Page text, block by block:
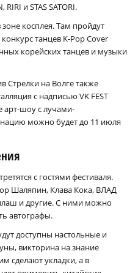
RIRI и STAS SATORI.
косплея. Там пройдут
танцев K‑Pop Cover
корейских танцев и музыки
Стрелки на Волге также
с надписью VK FEST
арт-шоу с лучами-
можно будет до 11 июля
с гостями фестиваля.
Шаляпин, Клава Кока, ВЛАД
и другие. С ними можно
автографы.
доступны настольные и
викторина на знание
сделают укладки, а в